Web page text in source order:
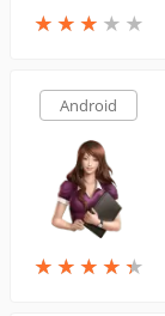
★ ★ ★ ★ ★
★ ★ ★ ★ ★
Android
★ ★ ★ ★ ★
★ ★ ★ ★ ★